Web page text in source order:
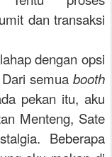
dan transaksi
dengan opsi
semuabooth
pekan itu, aku
Menteng, Sate
Beberapa